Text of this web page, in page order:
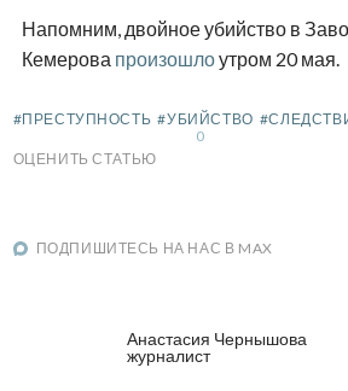
Напомним, двойное убийство в
Кемерова произошлоутром 20 мая.
#ПРЕСТУПНОСТЬ #УБИЙСТВО
ОЦЕНИТЬ СТАТЬЮ
0
ПОДПИШИТЕСЬ НА НАС В MAX
Анастасия Чернышова
журналист